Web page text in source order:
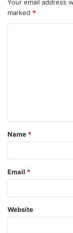
Your email address
marked *
Name *
Email *
Website